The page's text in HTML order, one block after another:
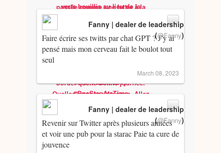
Faire écrire ses twitts par chat GPT ? J’y ai
pensé mais mon cerveau fait le boulot tout
seul
Fanny | dealer de leadership
(@Fanny)
March 08, 2023
Revenir sur Twitter après plusieurs années
et voir une pub pour la starac Paie ta cure de
jouvence
Fanny | dealer de leadership
(@Fanny)